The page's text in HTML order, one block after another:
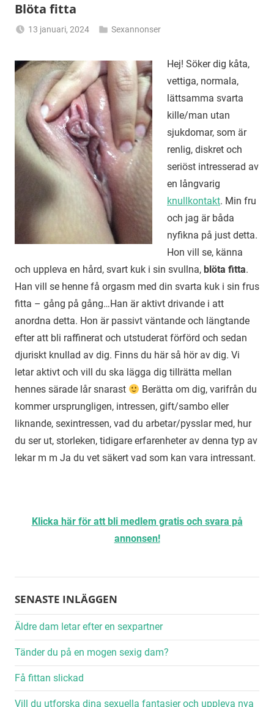
Blöta fitta
13 januari, 2024
Sexannonser
Hej! Söker dig kåta,
vettiga, normala,
lättsamma svarta
kille/man utan
sjukdomar, som är
renlig, diskret och
seriöst intresserad av
en långvarig
knullkontakt. Min fru
och jag är båda
nyfikna på just detta.
Hon vill se, känna
och uppleva en hård, svart kuk i sin svullna, blöta fitta.
Han vill se henne få orgasm med din svarta kuk i sin frus
fitta – gång på gång…Han är aktivt drivande i att
anordna detta. Hon är passivt väntande och längtande
efter att bli raffinerat och utstuderat förförd och sedan
djuriskt knullad av dig. Finns du här så hör av dig. Vi
letar aktivt och vill du ska lägga dig tillrätta mellan
hennes särade lår snarast
Berätta om dig, varifrån du
kommer ursprungligen, intressen, gift/sambo eller
liknande, sexintressen, vad du arbetar/pysslar med, hur
du ser ut, storleken, tidigare erfarenheter av denna typ av
lekar m m Ja du vet säkert vad som kan vara intressant.
Klicka här för att bli medlem gratis och svara på
annonsen!
SENASTE INLÄGGEN
Äldre dam letar efter en sexpartner
Tänder du på en mogen sexig dam?
Få fittan slickad
Vill du utforska dina sexuella fantasier och uppleva nya